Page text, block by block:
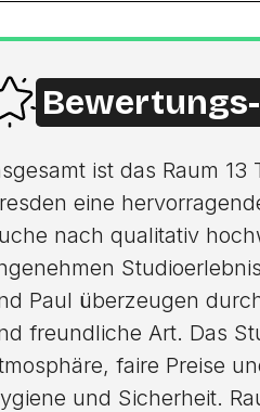
ist das Raum 13
eine
nach qualitativ
Paul überzeugen
freundliche Art. Das
faire Preise
und Sicherheit.